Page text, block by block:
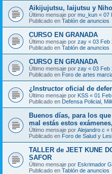
Aikijujutsu, Iaijutsu y
Último mensaje por mu_kun « 07
Publicado en Tablón de anuncios
CURSO EN GRANADA
Último mensaje por zay « 03 Feb
Publicado en Tablón de anuncios
CURSO EN GRANADA
Último mensaje por zay « 03 Feb
Publicado en Foro de artes
¿Instructor oficial de
Último mensaje por KSS « 01
Publicado en Defensa Policial,
Buenos días, para los
mal estás estos
Último mensaje por Alejandro c «
Publicado en Foro de Salud y
TALLER de JEET KUNE
SAFOR
Último mensaje por Eskrimador
Publicado en Tablón de anuncios